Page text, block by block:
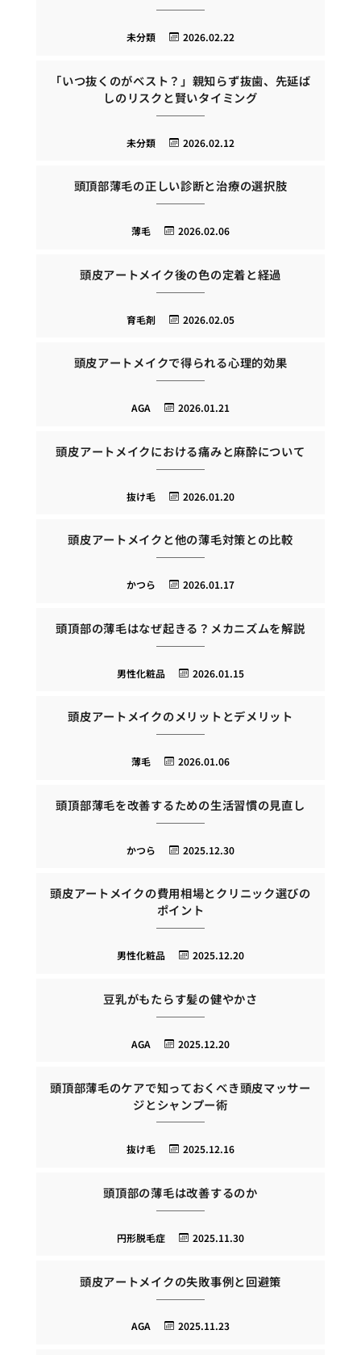
2026.02.22
未分類
「いつ抜くのがベスト？」親知らず抜歯、先延ば
しのリスクと賢いタイミング
2026.02.12
未分類
頭頂部薄毛の正しい診断と治療の選択肢
2026.02.06
薄毛
頭皮アートメイク後の色の定着と経過
2026.02.05
育毛剤
頭皮アートメイクで得られる心理的効果
2026.01.21
AGA
頭皮アートメイクにおける痛みと麻酔について
2026.01.20
抜け毛
頭皮アートメイクと他の薄毛対策との比較
2026.01.17
かつら
頭頂部の薄毛はなぜ起きる？メカニズムを解説
2026.01.15
男性化粧品
頭皮アートメイクのメリットとデメリット
2026.01.06
薄毛
頭頂部薄毛を改善するための生活習慣の見直し
2025.12.30
かつら
頭皮アートメイクの費用相場とクリニック選びの
ポイント
2025.12.20
男性化粧品
豆乳がもたらす髪の健やかさ
2025.12.20
AGA
頭頂部薄毛のケアで知っておくべき頭皮マッサー
ジとシャンプー術
2025.12.16
抜け毛
頭頂部の薄毛は改善するのか
2025.11.30
円形脱毛症
頭皮アートメイクの失敗事例と回避策
2025.11.23
AGA